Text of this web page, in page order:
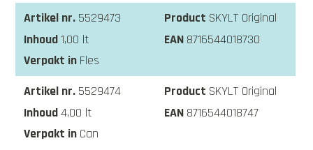
5529473
SKYLT Original
1,00 lt
8716544018730
Fles
5529474
SKYLT Original
4,00 lt
8716544018747
Can